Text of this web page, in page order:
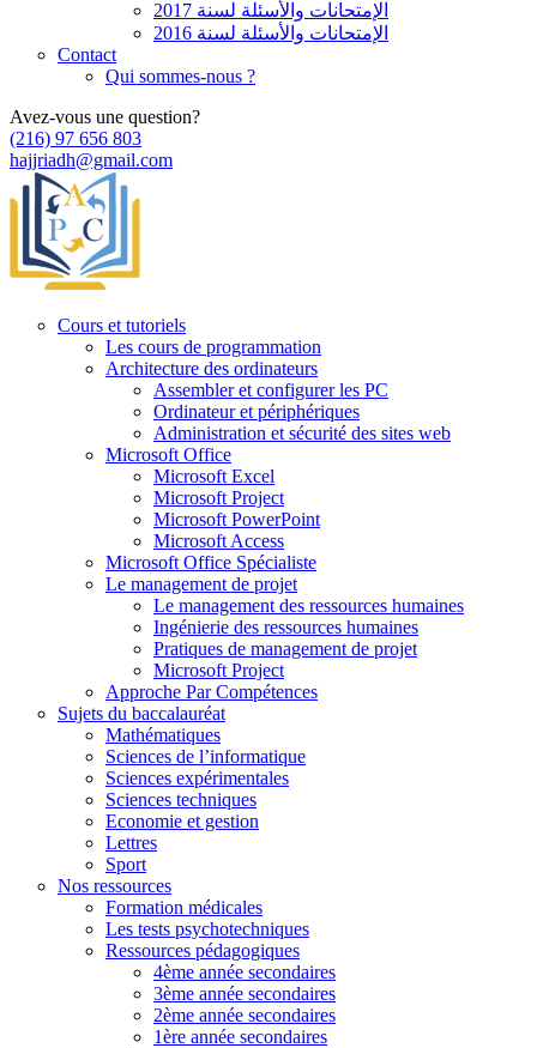
الإمتحانات والأسئلة لسنة 2017
الإمتحانات والأسئلة لسنة 2016
Contact
Qui sommes-nous ?
Avez-vous une question?
(216) 97 656 803
hajjriadh@gmail.com
Cours et tutoriels
Les cours de programmation
Architecture des ordinateurs
Assembler et configurer les PC
Ordinateur et périphériques
Administration et sécurité des sites web
Microsoft Office
Microsoft Excel
Microsoft Project
Microsoft PowerPoint
Microsoft Access
Microsoft Office Spécialiste
Le management de projet
Le management des ressources humaines
Ingénierie des ressources humaines
Pratiques de management de projet
Microsoft Project
Approche Par Compétences
Sujets du baccalauréat
Mathématiques
Sciences de l’informatique
Sciences expérimentales
Sciences techniques
Economie et gestion
Lettres
Sport
Nos ressources
Formation médicales
Les tests psychotechniques
Ressources pédagogiques
4ème année secondaires
3ème année secondaires
2ème année secondaires
1ère année secondaires